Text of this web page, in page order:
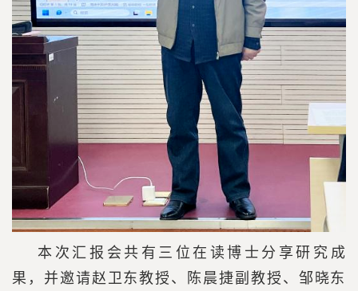
本次汇报会共有三位在读博士分享研究成
果，并邀请赵卫东教授、陈晨捷副教授、邹晓东